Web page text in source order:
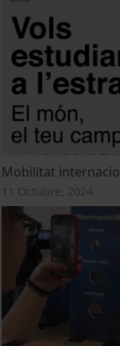
Mobilitat
11 Octubre, 2024